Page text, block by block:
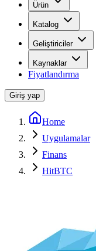
Ürün
Katalog
Geliştiriciler
Kaynaklar
Fiyatlandırma
Giriş yap
Home
Uygulamalar
Finans
HitBTC